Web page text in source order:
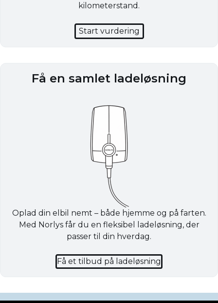
kilometerstand.
Start vurdering
Få en samlet ladeløsning
Oplad din elbil nemt – både hjemme og på farten.
Med Norlys får du en fleksibel ladeløsning, der
passer til din hverdag.
Få et tilbud på ladeløsning